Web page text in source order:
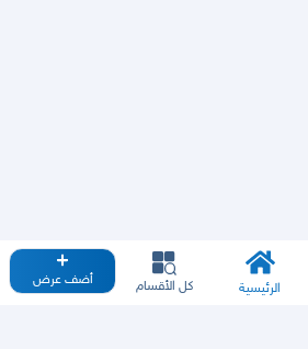
الرئيسية كل الأقسام أضف عرض